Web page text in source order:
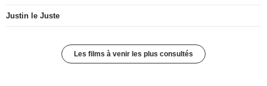
Justin le Juste
Les films à venir les plus consultés